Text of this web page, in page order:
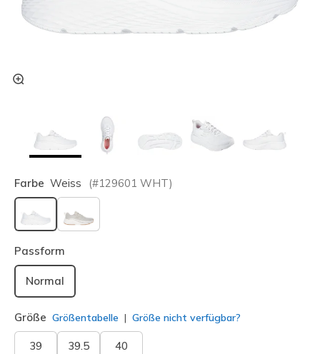
Farbe Weiss (#129601 WHT)
ausgewählt
Passform
Normal
Größe Größentabelle Größe nicht verfügbar?
39 39.5 40